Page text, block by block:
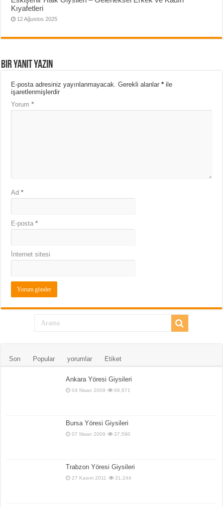
Kıyafetleri
12 Ağustos 2025
Bir yanıt yazın
E-posta adresiniz yayınlanmayacak. Gerekli alanlar* ile
işaretlenmişlerdir
Yorum*
Ad*
E-posta*
İnternet sitesi
Son Popular yorumlar Etiket
Ankara Yöresi Giysileri
04 Nisan 2009 69,971
Bursa Yöresi Giysileri
07 Nisan 2009 37,590
Trabzon Yöresi Giysileri
27 Kasım 2011 31,244